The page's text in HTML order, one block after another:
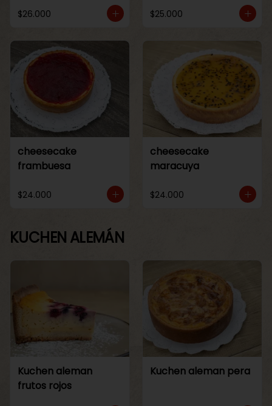
$26.000 $25.000
cheesecake
frambuesa
$24.000
cheesecake
maracuya
$24.000
KUCHEN ALEMÁN
Kuchen aleman
frutos rojos
Kuchen aleman pera